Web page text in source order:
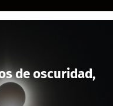
de oscuridad,